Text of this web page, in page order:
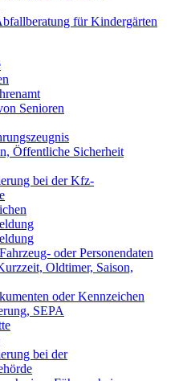
für Kindergärten
Senioren
Öffentliche Sicherheit
bei der Kfz-
oder Personendaten
Oldtimer, Saison,
oder Kennzeichen
SEPA
bei der